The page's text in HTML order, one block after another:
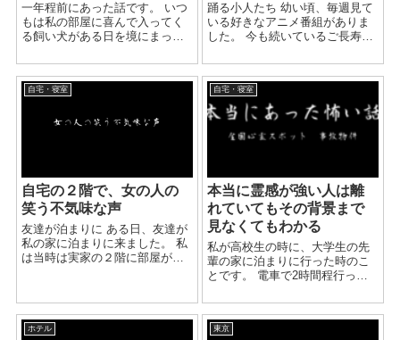
一年程前にあった話です。 いつ
もは私の部屋に喜んで入ってく
る飼い犬がある日を境にまった
ょうど友人からルームフレグラ
ンスをもらい、置き始めた頃だ
ったので気に入らなかったんだ
踊る小人たち 幼い頃、毎週見て
いる好きなアニメ番組がありま
した。 今も続いているご長寿ア
同じです。 当時住んでいたのは
古い木造二階建てで、 二階以外
は、テレビの置いてある居間、
台所、 縁...
自宅・寝室
自宅の２階で、女の人の
笑う不気味な声
友達が泊まりに ある日、友達が
私の家に泊まりに来ました。 私
は当時は実家の２階に部屋があ
り私は窓際のベットで、友達
は、ベットの下に布団を敷いて
寝ました。 ...
自宅・寝室
本当に霊感が強い人は離
れていてもその背景まで
見なくてもわかる
私が高校生の時に、大学生の先
輩の家に泊まりに行った時のこ
とです。 電車で2時間程行った
ており、 私は高校が春休みに入
るタイミングで泊まりに行きま
した。 さして仲良くない人だっ
ホテル 東京